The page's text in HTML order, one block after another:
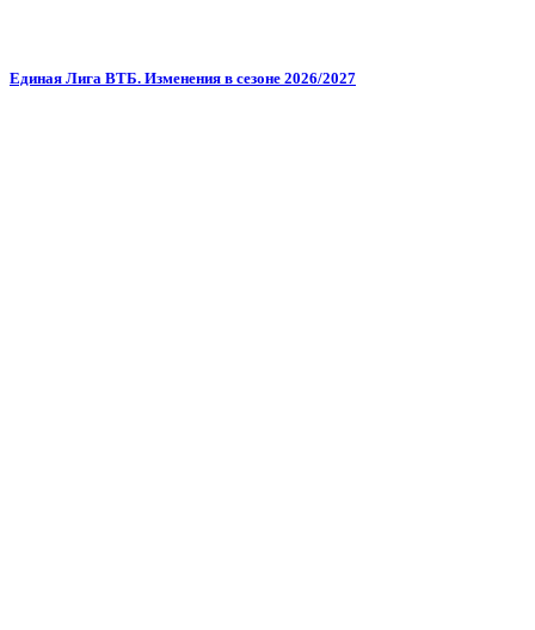
Единая Лига ВТБ. Изменения в сезоне 2026/2027